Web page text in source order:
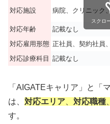
対応施設 病院、クリニック
対応年齢
記載なし
対応雇用形態 正社員、契約社員
対応診療科目 記載なし
スクロ
「AIGATEキャリア」と「
は、 対応エリア 対応職種
す。